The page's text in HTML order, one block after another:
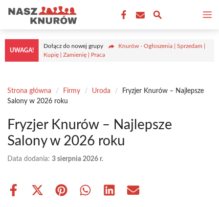
treści
UWAGA!
Dołącz do nowej grupy
Knurów - Ogłoszenia | Sprzedam |
Kupię | Zamienię | Praca
Strona główna / Firmy / Uroda /
Fryzjer Knurów – Najlepsze
Salony w 2026 roku
Fryzjer Knurów – Najlepsze
Salony w 2026 roku
Data dodania: 3 sierpnia 2026 r.
Share
Share Share Share Share Share